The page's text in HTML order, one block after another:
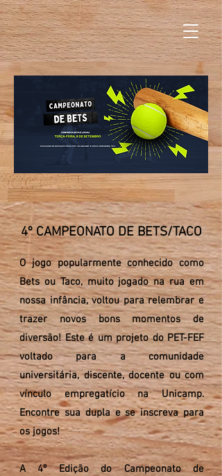
4º CAMPEONATO DE BETS/TACO
O jogo popularmente conhecido como
Bets ou Taco, muito jogado na rua em
nossa infância, voltou para relembrar e
trazer novos bons momentos de
diversão!Este é um projeto do PET-FEF
voltado para a comunidade
universitária, discente, docente ou com
vínculo empregatício na Unicamp.
Encontre sua dupla e se inscreva para
os jogos!
A 4º Edição do Campeonato de